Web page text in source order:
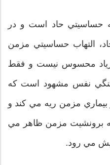
حساسيتي حاد است و در
التهاب حساسيتي مزمن
زياد محسوس نيست و فقط
نفس مشهود است كه
مزمن ريه مي ‌كند و
برونشيت مزمن ظاهر مي
مي ‌رود.